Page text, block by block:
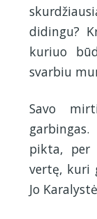
didingu?
kuriuo
svarbiu
Savo
pikta, per
vertę, kuri
Jo